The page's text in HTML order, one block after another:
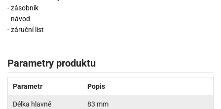
- zásobník
- návod
- záruční list
Parametry produktu
Parametr Popis
Délka hlavně 83 mm